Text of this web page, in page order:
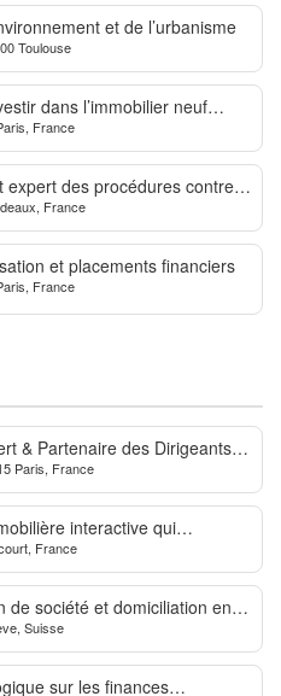
et de l’urbanisme
Toulouse
dans l’immobilier neuf
France
expert des procédures contre la
France
et placements financiers
France
& Partenaire des Dirigeants
Paris, France
interactive qui
France
de société et domiciliation en
Suisse
sur les finances